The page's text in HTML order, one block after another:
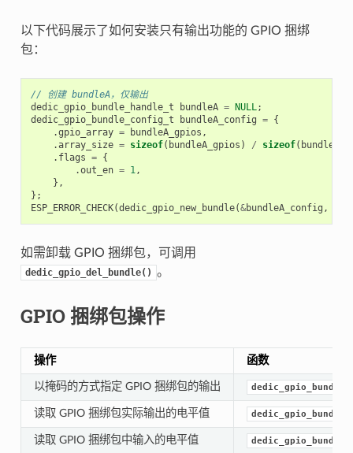
以下代码展示了如何安装只有输出功能的 GPIO 捆绑
包：
// 创建 bundleA，仅输出
dedic_gpio_bundle_handle_t
bundleA = NULL;
dedic_gpio_bundle_config_t
bundleA_config = {
.gpio_array = bundleA_gpios ,
.array_size = sizeof( bundleA_gpios ) / sizeof(
. flags = {
.out_en = 1,
},
};
ESP_ERROR_CHECK(dedic_gpio_new_bundle(&bundleA_config ,
如需卸载 GPIO 捆绑包，可调用
dedic_gpio_del_bundle() 。
GPIO 捆绑包操作
操作 函数
以掩码的方式指定 GPIO 捆绑包的输出
读取 GPIO 捆绑包实际输出的电平值
读取 GPIO 捆绑包中输入的电平值